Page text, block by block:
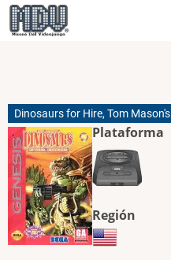
Pasar
al
Dinosaurs for Hire, Tom Mason's
Plataforma
Región